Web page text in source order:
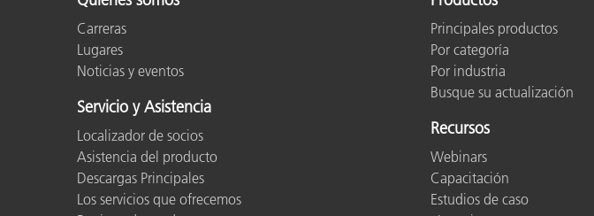
Carreras
Lugares
Noticias y eventos
Servicio y Asistencia
Localizador de socios
Asistencia del producto
Descargas Principales
Los servicios que ofrecemos
Principales productos
Por categoría
Por industria
Busque su actualización
Recursos
Webinars
Capacitación
Estudios de caso